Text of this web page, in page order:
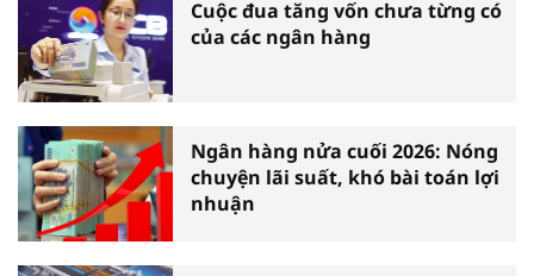
Cuộc đua tăng vốn chưa từng có
của các ngân hàng
Ngân hàng nửa cuối 2026: Nóng
chuyện lãi suất, khó bài toán lợi
nhuận